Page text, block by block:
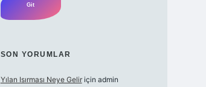
SON YORUMLAR
Yılan Isırması Neye Geliriçin admin